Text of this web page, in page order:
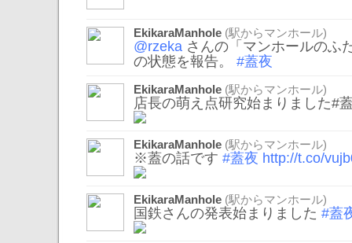
EkikaraManhole (駅からマンホール)
@rzeka さんの「マンホールのふ
の状態を報告。 #蓋夜
EkikaraManhole (駅からマンホール)
店長の萌え点研究始まりました#
EkikaraManhole (駅からマンホール)
※蓋の話です #蓋夜 http://t.co/
EkikaraManhole (駅からマンホール)
国鉄さんの発表始まりました #蓋